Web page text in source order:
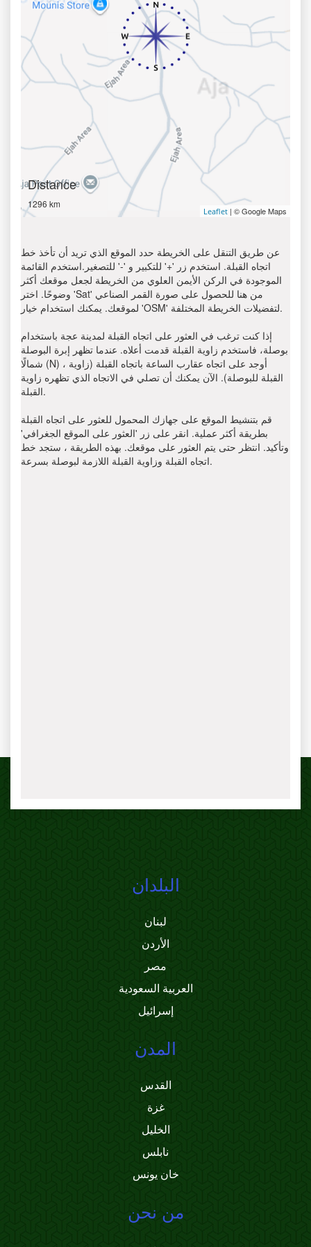
Distance
1296 km
Leaflet | © Google Maps
عن طريق التنقل على الخريطة حدد الموقع الذي تريد أن تأخذ خط
اتجاه القبلة. استخدم زر '+' للتكبير و '-' للتصغير.استخدم القائمة
الموجودة في الركن الأيمن العلوي من الخريطة لجعل موقعك أكثر
وضوحًا. اختر 'Sat' من هنا للحصول على صورة القمر الصناعي
لموقعك. يمكنك استخدام خيار 'OSM' لتفضيلات الخريطة المختلفة.
إذا كنت ترغب في العثور على اتجاه القبلة لمدينة عجة باستخدام
بوصلة، فاستخدم زاوية القبلة قدمت أعلاه. عندما تظهر إبرة البوصلة
شمالًا (N) ، أوجد على اتجاه عقارب الساعة باتجاه القبلة (زاوية
القبلة للبوصلة). الآن يمكنك أن تصلي في الاتجاه الذي تظهره زاوية
القبلة.
قم بتنشيط الموقع على جهازك المحمول للعثور على اتجاه القبلة
بطريقة أكثر عملية. انقر على زر 'العثور على الموقع الجغرافي'
وتأكيد. انتظر حتى يتم العثور على موقعك. بهذه الطريقة ، ستجد خط
اتجاه القبلة وزاوية القبلة اللازمة لبوصلة بسرعة.
البلدان
لبنان
الأردن
مصر
العربية السعودية
إسرائيل
المدن
القدس
غزة
الخليل
نابلس
خان يونس
من نحن